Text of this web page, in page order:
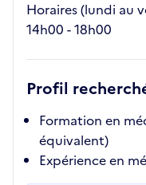
Horaires (lundi au
14h00 - 18h00
Profil
Formation en
équivalent)
Expérience en